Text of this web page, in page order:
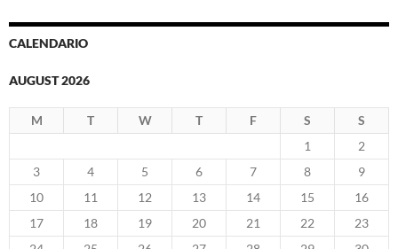
CALENDARIO
AUGUST 2026
M T W T F S
S
1
2
3
4 5 6 7 8
9
10
11 12 13 14 15
16
17
18 19 20 21 22
23